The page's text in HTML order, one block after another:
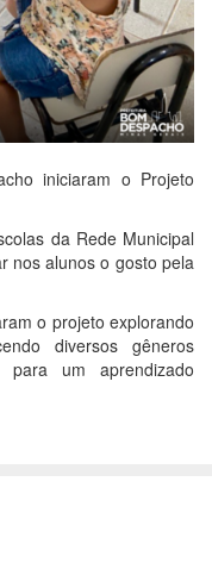
iniciaram o Projeto
da Rede Municipal
nos alunos o gosto pela
o projeto explorando
diversos gêneros
um aprendizado